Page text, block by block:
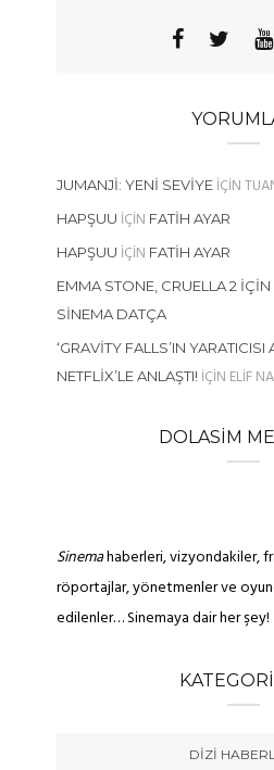
JUMANJI: YENI SEVIYEIÇIN
HAPŞUU IÇIN FATIH AYAR
HAPŞUU IÇIN FATIH AYAR
EMMA STONE, CRUELLA 2
SINEMA DATÇA
‘GRAVITY FALLS’IN YARATICISI
NETFLIX’LE ANLAŞTI!IÇIN ELIF
DOLASIM
Sinemahaberleri, vizyondakiler,
röportajlar, yönetmenler ve
edilenler… Sinemaya dair her şey!
DIZI